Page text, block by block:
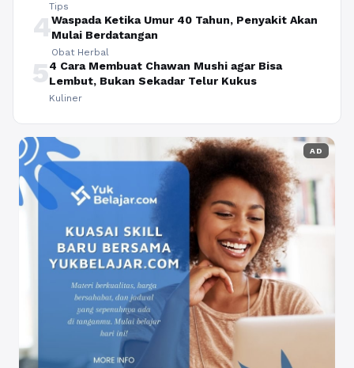
Tips
4Waspada Ketika Umur 40 Tahun, Penyakit Akan
Mulai Berdatangan
Obat Herbal
54 Cara Membuat Chawan Mushi agar Bisa
Lembut, Bukan Sekadar Telur Kukus
Kuliner
AD